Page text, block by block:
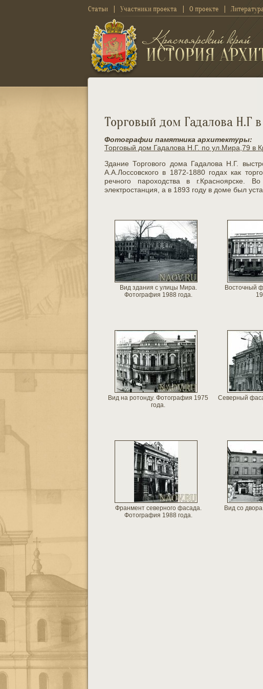
Статьи Участники проекта О проекте
Торговый дом Гадалова Н.Г
Фотографии памятника архитектуры:
Торговый дом Гадалова Н.Г. по ул.Мира,79 в
Здание Торгового дома Гадалова Н.Г.
А.А.Лоссовского в 1872-1880 годах как
речного пароходства в г.Красноярске.
электростанция, а в 1893 году в доме был
Вид здания с улицы Мира.
Фотография 1988 года.
Восточный
Вид на ротонду. Фотография 1975
года.
Северный
Франмент северного фасада.
Фотография 1988 года.
Вид со